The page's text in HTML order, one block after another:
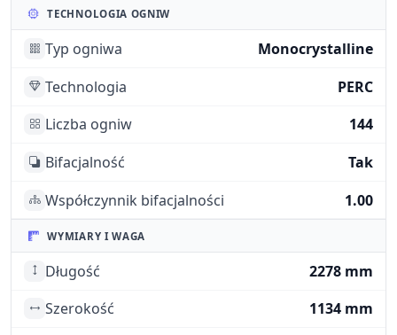
TECHNOLOGIA OGNIW
Typ ogniwa
Monocrystalline
Technologia
PERC
Liczba ogniw
144
Bifacjalność
Tak
Współczynnik bifacjalności
1.00
WYMIARY I WAGA
Długość
2278 mm
Szerokość
1134 mm